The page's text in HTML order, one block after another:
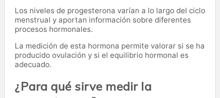
Los niveles de progesterona varían a lo largo del ciclo
menstrual y aportan información sobre diferentes
procesos hormonales.
La medición de esta hormona permite valorar si se ha
producido ovulación y si el equilibrio hormonal es
adecuado.
¿Para qué sirve medir la